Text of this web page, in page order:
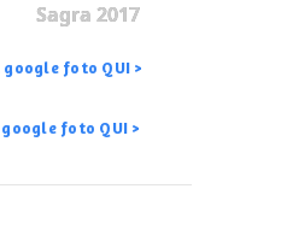
Sagra 2017
google foto QUI >
google foto QUI >